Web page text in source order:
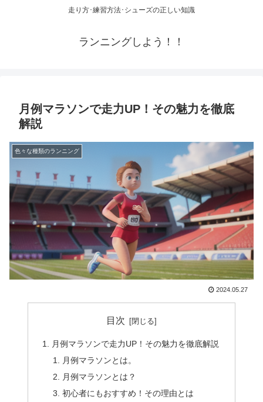
走り方･練習方法･シューズの正しい知識
ランニングしよう！！
月例マラソンで走力UP！その魅力を徹底
解説
色々な種類のランニング
2024.05.27
目次
月例マラソンで走力UP！その魅力を徹底解説
月例マラソンとは。
月例マラソンとは？
初心者にもおすすめ！その理由とは